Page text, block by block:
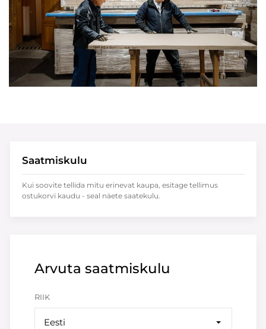
Arvuta saatmiskulu
RIIK
Eesti
Saatmiskulu
Kui soovite tellida mitu erinevat kaupa, esitage tellimus
ostukorvi kaudu - seal näete saatekulu.